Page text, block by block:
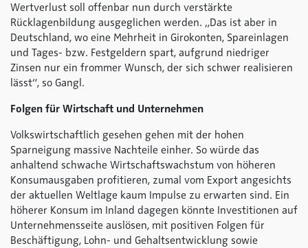
Wertverlust soll offenbar nun durch verstärkte
Rücklagenbildung ausgeglichen werden. „Das ist aber in
Deutschland, wo eine Mehrheit in Girokonten, Spareinlagen
und Tages- bzw. Festgeldern spart, aufgrund niedriger
Zinsen nur ein frommer Wunsch, der sich schwer realisieren
lässt“, so Gangl.
Folgen für Wirtschaft und Unternehmen
Volkswirtschaftlich gesehen gehen mit der hohen
Sparneigung massive Nachteile einher. So würde das
anhaltend schwache Wirtschaftswachstum von höheren
Konsumausgaben profitieren, zumal vom Export angesichts
der aktuellen Weltlage kaum Impulse zu erwarten sind. Ein
höherer Konsum im Inland dagegen könnte Investitionen auf
Unternehmensseite auslösen, mit positiven Folgen für
Beschäftigung, Lohn- und Gehaltsentwicklung sowie